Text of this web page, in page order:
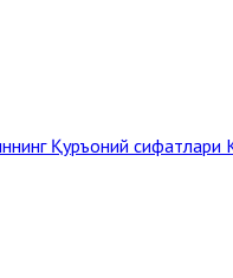
Қуръоний сифатлари